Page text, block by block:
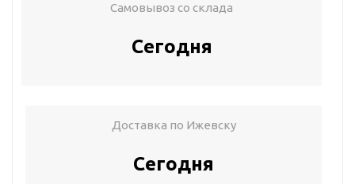
Самовывоз со склада
Сегодня
Доставка по Ижевску
Сегодня